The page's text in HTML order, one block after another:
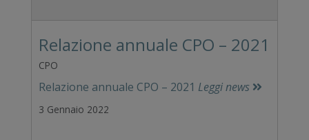
Relazione annuale CPO – 2021
CPO
Relazione annuale CPO – 2021 Leggi news
3 Gennaio 2022